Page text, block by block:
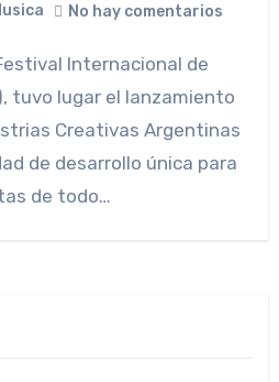
No hay comentarios
tuvo lugar el lanzamiento
Creativas Argentinas
de desarrollo única para
de todo…